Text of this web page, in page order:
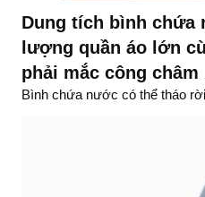
Dung tích bình
lượng quần áo lớn
phải mắc công
Bình chứa nước có thể tháo